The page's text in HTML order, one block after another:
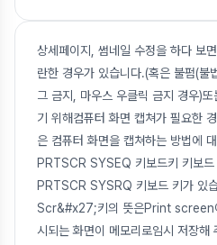
상세페이지, 썸네일 수정을 하다 보
란한 경우가 있습니다.(혹은 불펌(불
그 금지, 마우스 우클릭 금지 경우)
기 위해컴퓨터 화면 캡쳐가 필요한
은 컴퓨터 화면을 캡쳐하는 방법에
PRTSCR SYSEQ 키보드키 키보드
PRTSCR SYSRQ 키보드 키가 있
Scr&#x27;키의 뜻은Print screen
시되는 화면이 메모리로임시 저장해